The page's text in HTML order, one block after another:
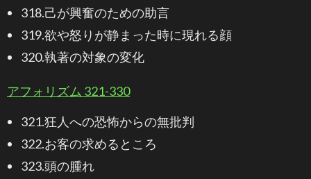
318.己が興奮のための助言
319.欲や怒りが静まった時に現れる顔
320.執著の対象の変化
アフォリズム 321-330
321.狂人への恐怖からの無批判
322.お客の求めるところ
323.頭の腫れ